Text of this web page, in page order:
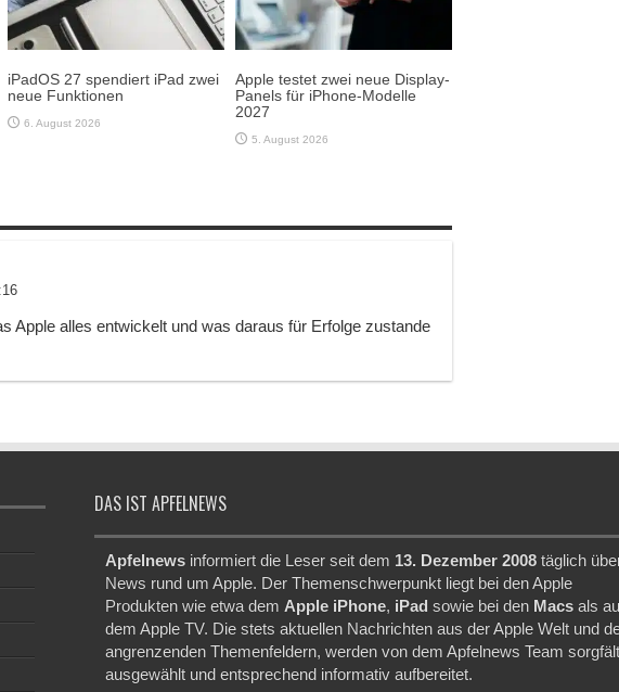
iPadOS 27 spendiert iPad zwei
neue Funktionen
6. August 2026
Apple testet zwei neue Display-
Panels für iPhone-Modelle
2027
5. August 2026
Apple alles entwickelt und was daraus für Erfolge zustande
DAS IST APFELNEWS
Apfelnews informiert die Leser seit dem 13. Dezember 2008 täglich
News rund um Apple. Der Themenschwerpunkt liegt bei den Apple
Produkten wie etwa dem Apple iPhone, iPad sowie bei den Macs als
dem Apple TV. Die stets aktuellen Nachrichten aus der Apple Welt und
angrenzenden Themenfeldern, werden von dem Apfelnews Team
ausgewählt und entsprechend informativ aufbereitet.